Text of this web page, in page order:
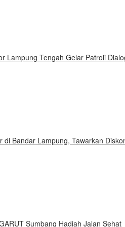
Lampung Tengah Gelar Patroli
di Bandar Lampung, Tawarkan
Sumbang Hadiah Jalan Sehat